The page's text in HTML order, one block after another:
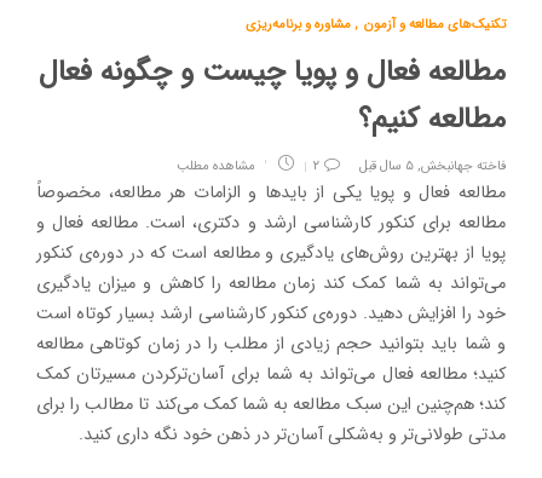
تکنیک‌های مطالعه و آزمون ,مشاوره و برنامه‌ریزی
مطالعه فعال و پویا چیست و چگونه فعال
مطالعه کنیم؟
فاخته جهانبخش,۵ سال قبل ۲ مشاهده مطلب
مطالعه فعال و پویا یکی از بایدها و الزامات هر مطالعه، مخصوصاً
مطالعه برای کنکور کارشناسی ارشد و دکتری، است. مطالعه فعال و
پویا از بهترین روش‌های یادگیری و مطالعه است که در دوره‌ی کنکور
می‌تواند به شما کمک کند زمان مطالعه را کاهش و میزان یادگیری
خود را افزایش دهید. دوره‌ی کنکور کارشناسی ارشد بسیار کوتاه است
و شما باید بتوانید حجم زیادی از مطلب را در زمان کوتاهی مطالعه
کنید؛ مطالعه فعال می‌تواند به شما برای آسان‌ترکردن مسیرتان کمک
کند؛ هم‌چنین این سبک مطالعه به شما کمک می‌کند تا مطالب را برای
مدتی طولانی‌تر و به‌شکلی آسان‌تر در ذهن خود نگه داری کنید.